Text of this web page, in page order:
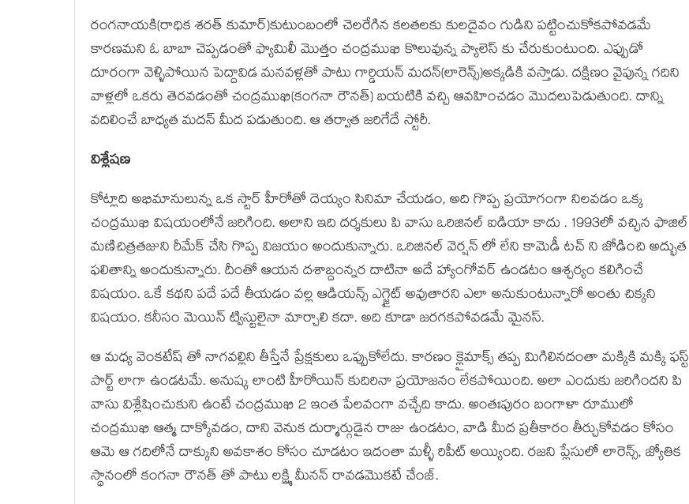
రంగనాయకి(రాధిక శరత్ కుమార్)కుటుంబంలో చెలరేగిన కలతలకు కులదైవం గుడిని పట్టించుకోకపోవడమే
కారణమని ఓ బాబా చెప్పడంతో ఫ్యామిలీ మొత్తం చంద్రముఖి కొలువున్న ప్యాలెస్ కు చేరుకుంటుంది. ఎప్పుడో
దూరంగా వెళ్ళిపోయిన పెద్దావిడ మనవళ్లతో పాటు గార్డియన్ మదన్(లారెన్స్)అక్కడికి వస్తాడు. దక్షిణం వైపున్న గదిని
వాళ్లలో ఒకరు తెరవడంతో చంద్రముఖి(కంగనా రౌనత్) బయటికి వచ్చి ఆవహించడం మొదలుపెడుతుంది. దాన్ని
వదిలించే బాధ్యత మదన్ మీద పడుతుంది. ఆ తర్వాత జరిగేదే స్టోరీ.
విశ్లేషణ
కోట్లాది అభిమానులున్న ఒక స్టార్ హీరోతో దెయ్యం సినిమా చేయడం, అది గొప్ప ప్రయోగంగా నిలవడం ఒక్క
చంద్రముఖి విషయంలోనే జరిగింది. అలాని ఇది దర్శకులు పి వాసు ఒరిజినల్ ఐడియా కాదు . 1993లో వచ్చిన ఫాజిల్
మణిచిత్రతజుని రీమేక్ చేసి గొప్ప విజయం అందుకున్నారు. ఒరిజినల్ వెర్షన్ లో లేని కామెడీ టచ్ ని జోడించి అద్భుత
ఫలితాన్ని అందుకున్నారు. దీంతో ఆయన దశాబ్దంన్నర దాటినా అదే హ్యాంగోవర్ ఉండటం ఆశ్చర్యం కలిగించే
విషయం. ఒకే కథని పదే పదే తీయడం వల్ల ఆడియన్స్ ఎగ్జైట్ అవుతారని ఎలా అనుకుంటున్నారో అంతు చిక్కని
విషయం. కనీసం మెయిన్ ట్విస్టులైనా మార్చాలి కదా. అది కూడా జరగకపోవడమే మైనస్.
ఆ మధ్య వెంకటేష్ తో నాగవల్లిని తీస్తేనే ప్రేక్షకులు ఒప్పుకోలేదు. కారణం క్లైమాక్స్ తప్ప మిగిలినదంతా మక్కికి మక్కి ఫస్ట్
పార్ట్ లాగా ఉండటమే. అనుష్క లాంటి హీరోయిన్ కుదిరినా ప్రయోజనం లేకపోయింది. అలా ఎందుకు జరిగిందని పి
వాసు విశ్లేషించుకుని ఉంటే చంద్రముఖి 2 ఇంత పేలవంగా వచ్చేది కాదు. అంతఃపురం బంగాళా రూములో
చంద్రముఖి ఆత్మ దాక్కోవడం, దాని వెనుక దుర్మార్గుడైన రాజు ఉండటం, వాడి మీద ప్రతీకారం తీర్చుకోవడం కోసం
ఆమె ఆ గదిలోనే దాక్కుని అవకాశం కోసం చూడటం ఇదంతా మళ్ళీ రిపీట్ అయ్యింది. రజని ప్లేసులో లారెన్స్, జ్యోతిక
స్థానంలో కంగనా రౌనత్ తో పాటు లక్ష్మి మీనన్ రావడమొకటే చేంజ్.